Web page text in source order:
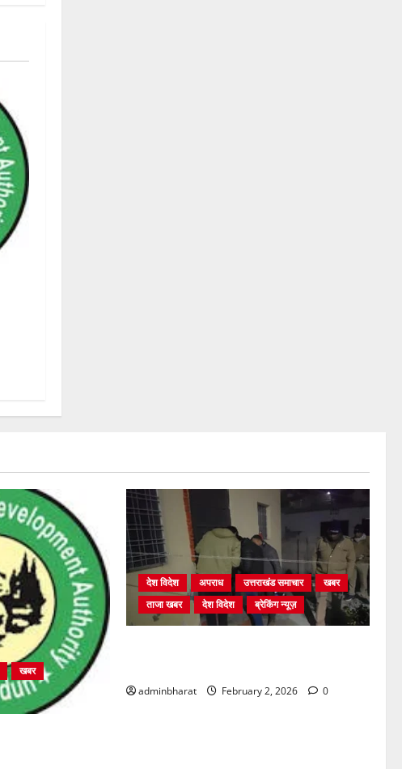
खबर
देश विदेश अपराध उत्तराखंड समाचार
खबर
ताजा खबर
देश विदेश ब्रेकिंग न्यूज़
adminbharat February 2, 2026 0